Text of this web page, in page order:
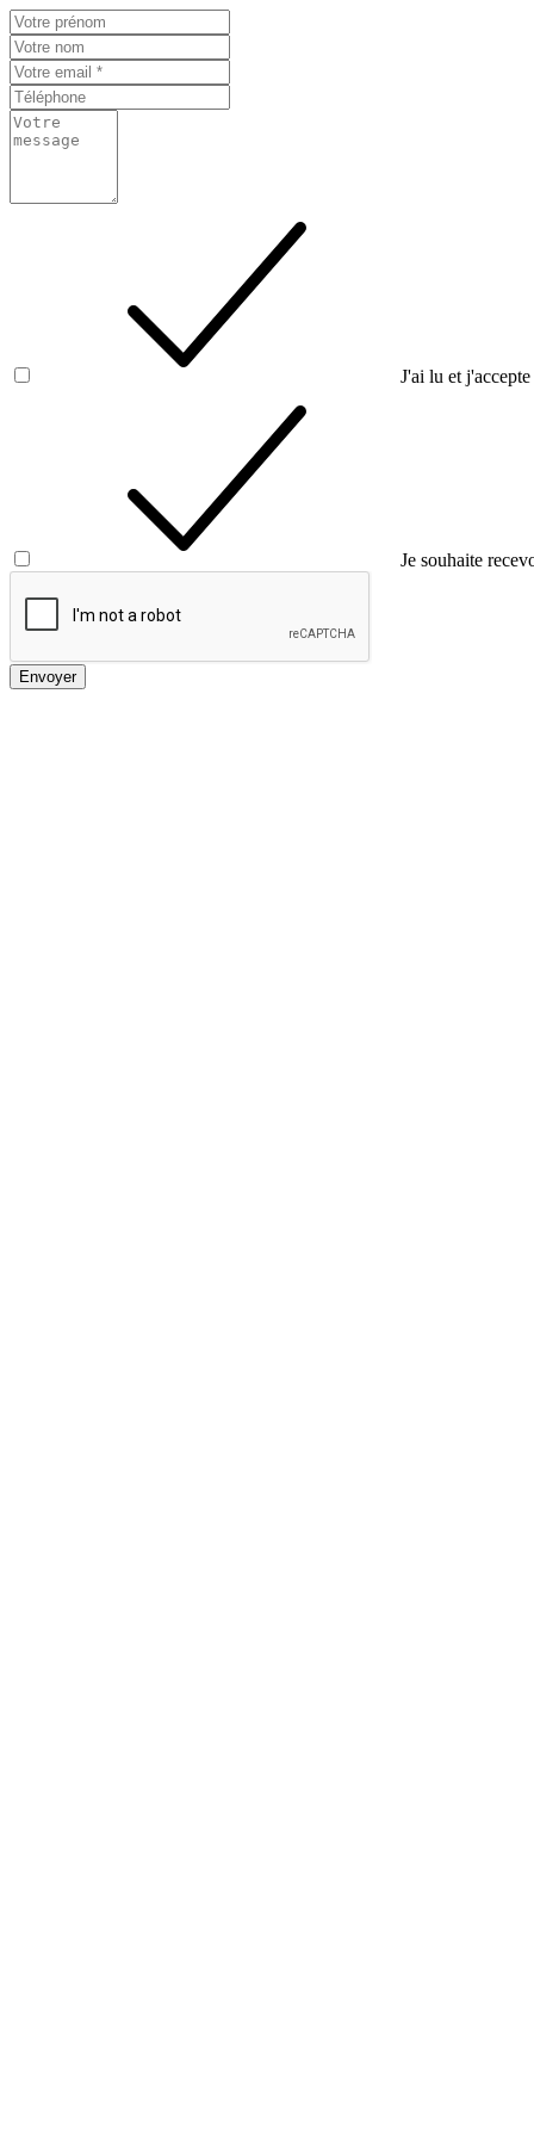
J'ai lu et
Je souhaite
Envoyer